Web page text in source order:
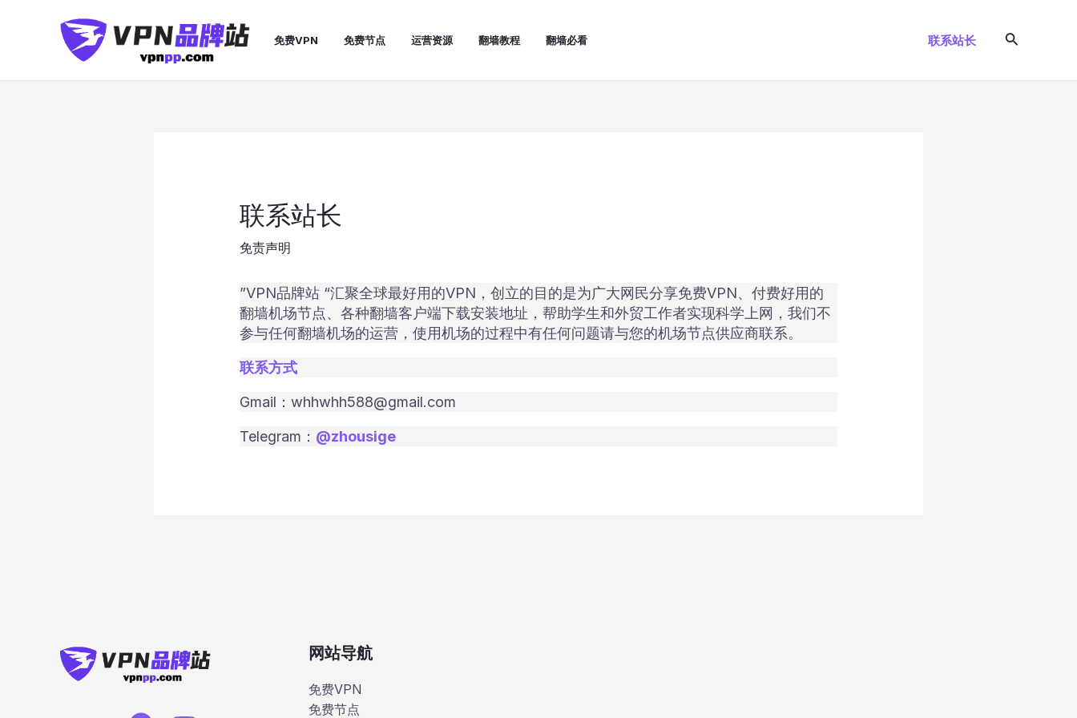
免费VPN 免费节点 运营资源 翻墙教程 翻墙必看 联系站长
搜
联系站长
免责声明
”VPN品牌站 “汇聚全球最好用的VPN，创立的目的是为广大网民分享免费VPN、付费好用的
翻墙机场节点、各种翻墙客户端下载安装地址，帮助学生和外贸工作者实现科学上网，我们不
参与任何翻墙机场的运营，使用机场的过程中有任何问题请与您的机场节点供应商联系。
联系方式
Gmail：whhwhh588@gmail.com
Telegram： @zhousige
网站导航
免费VPN
免费节点